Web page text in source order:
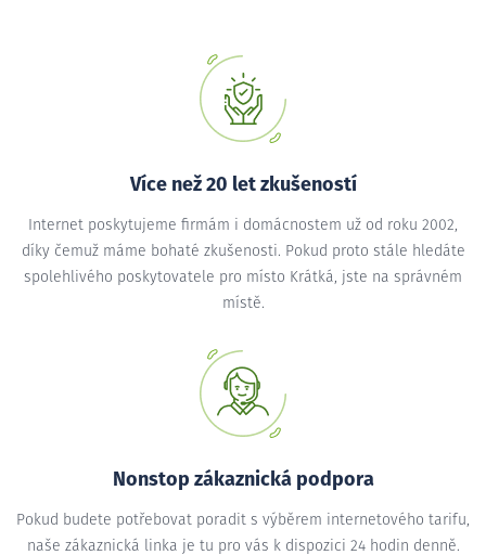
Více než 20 let zkušeností
Internet poskytujeme firmám i domácnostem už od roku 2002,
díky čemuž máme bohaté zkušenosti. Pokud proto stále hledáte
spolehlivého poskytovatele pro místo Krátká, jste na správném
místě.
Nonstop zákaznická podpora
Pokud budete potřebovat poradit s výběrem internetového tarifu,
naše zákaznická linka je tu pro vás k dispozici 24 hodin denně.